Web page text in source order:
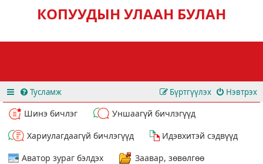
КОПУУДЫН УЛААН БУЛАН
Тусламж Нэвтрэх
Бүртгүүлэх
Шинэ бичлэг
Уншаагүй бичлэгүүд
Хариулагдаагүй бичлэгүүд
Идэвхитэй сэдвүүд
Аватор зураг бэлдэх
Заавар, зөвөлгөө